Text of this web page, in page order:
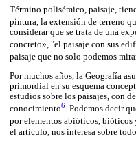
Término polisémico, paisaje,
pintura, la extensión de terreno
considerar que se trata de una
concreto», "el paisaje con sus
paisaje que no solo podemos
Por muchos años, la Geografía
primordial en su esquema
estudios sobre los paisajes, con
conocimiento6. Podemos decir
por elementos abióticos, bióticos
el artículo, nos interesa sobre